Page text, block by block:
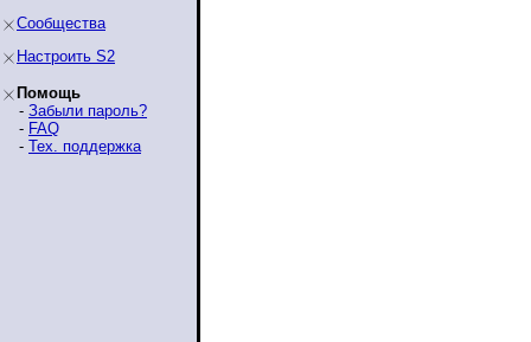
Сообщества
Настроить S2
Помощь
- Забыли пароль?
- FAQ
- Тех. поддержка